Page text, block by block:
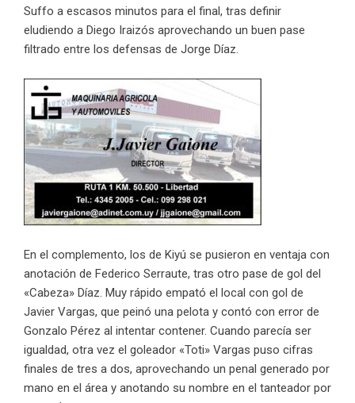
Suffo a escasos minutos para el final, tras definir
eludiendo a Diego Iraizós aprovechando un buen pase
filtrado entre los defensas de Jorge Díaz.
En el complemento, los de Kiyú se pusieron en ventaja con
anotación de Federico Serraute, tras otro pase de gol del
«Cabeza» Díaz. Muy rápido empató el local con gol de
Javier Vargas, que peinó una pelota y contó con error de
Gonzalo Pérez al intentar contener. Cuando parecía ser
igualdad, otra vez el goleador «Toti» Vargas puso cifras
finales de tres a dos, aprovechando un penal generado por
mano en el área y anotando su nombre en el tanteador por